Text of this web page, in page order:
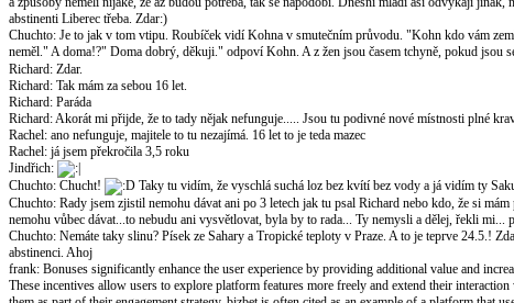
abstinenti Liberec třeba. Zdar:)
Chuchto: Je to jak v tom vtipu. Roubíček vidí Kohna v smutečním průvodu. "Kohn kdo vám
neměl." A doma!?" Doma dobrý, děkuji." odpoví Kohn. A z žen jsou časem tchyně, pokud jsou
Richard: Zdar.
Richard: Tak mám za sebou 16 let.
Richard: Paráda
Richard:Akorát mi přijde, že to tady nějak nefunguje..... Jsou tu podivné nové místnosti plné
Rachel: ano nefunguje, majitele to tu nezajímá. 16 let to je teda mazec
Rachel: já jsem překročila 3,5 roku
Jindřich:
Chuchto: Chucht!
Taky tu vidím, že vyschlá suchá loz bez kvítí bez vody a já vidím ty
Chuchto: Rady jsem zjistil nemohu dávat ani po 3 letech jak tu psal Richard nebo kdo, že si
nemohu vůbec dávat...to nebudu ani vysvětlovat, byla by to rada... Ty nemysli a dělej, řekli mi...
Chuchto: Nemáte taky slinu? Písek ze Sahary a Tropické teploty v Praze. A to je teprve 24.5.!
abstinenci. Ahoj
frank: Bonuses significantly enhance the user experience by providing additional value and
These incentives allow users to explore platform features more freely and extend their